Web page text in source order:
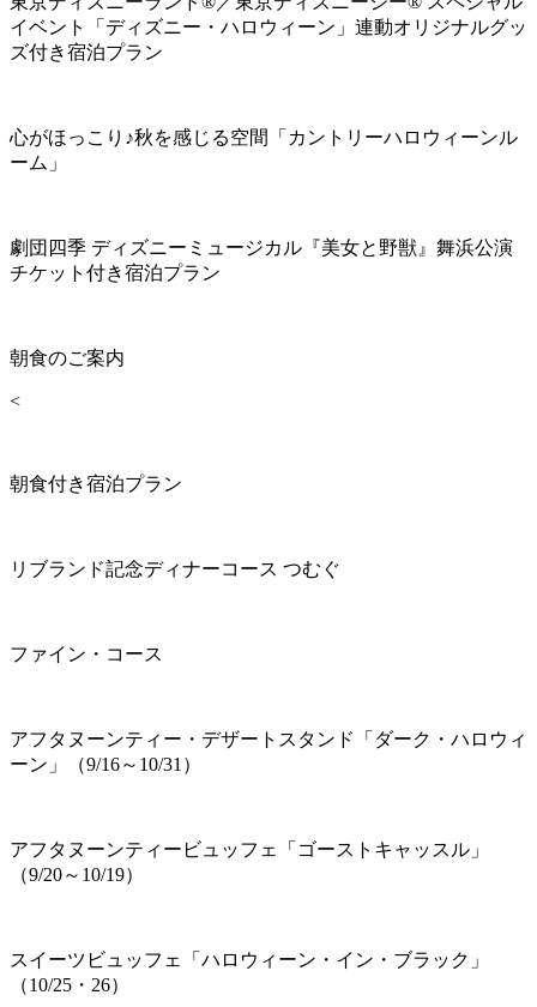
イベント「ディズニー・ハロウィーン」連動オリジナルグッ
ズ付き宿泊プラン
心がほっこり♪秋を感じる空間「カントリーハロウィーンル
ーム」
劇団四季 ディズニーミュージカル『美女と野獣』舞浜公演
チケット付き宿泊プラン
朝食のご案内
<
朝食付き宿泊プラン
リブランド記念ディナーコース つむぐ
ファイン・コース
アフタヌーンティー・デザートスタンド「ダーク・ハロウィ
ーン」（9/16～10/31）
アフタヌーンティービュッフェ「ゴーストキャッスル」
（9/20～10/19）
スイーツビュッフェ「ハロウィーン・イン・ブラック」
（10/25・26）